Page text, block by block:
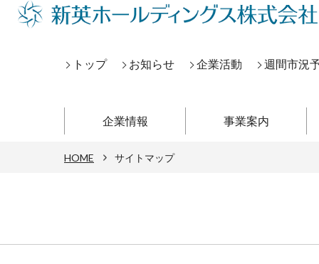
トップ お知らせ 企業活動 週間市況
企業情報 事業案内
HOME サイトマップ